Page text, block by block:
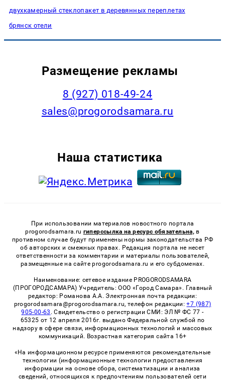
двухкамерный стеклопакет в деревянных переплетах
брянск отели
Размещение рекламы
8 (927) 018-49-24
sales@progorodsamara.ru
Наша статистика
При использовании материалов новостного портала
progorodsamara.ru гиперссылка на ресурс обязательна, в
противном случае будут применены нормы законодательства РФ
об авторских и смежных правах. Редакция портала не несет
ответственности за комментарии и материалы пользователей,
размещенные на сайте progorodsamara.ru и его субдоменах.
Наименование: сетевое издание PROGORODSAMARA
(ПРОГОРОДСАМАРА) Учредитель: ООО «Город Самара». Главный
редактор: Романова А.А. Электронная почта редакции:
progorodsamara@progorodsamara.ru, телефон редакции:+7 (987)
905-00-63 . Свидетельство о регистрации СМИ: ЭЛ № ФС 77 -
65325 от 12 апреля 2016г. выдано Федеральной службой по
надзору в сфере связи, информационных технологий и массовых
коммуникаций. Возрастная категория сайта 16+
«На информационном ресурсе применяются рекомендательные
технологии (информационные технологии предоставления
информации на основе сбора, систематизации и анализа
сведений, относящихся к предпочтениям пользователей сети